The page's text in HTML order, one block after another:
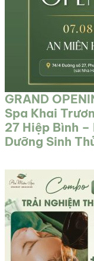
GRAND
Spa Khai
27 Hiệp Bình
Dưỡng Sinh